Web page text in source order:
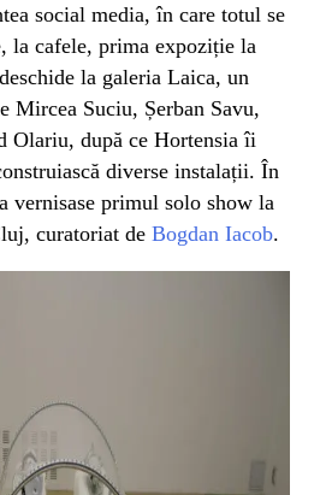
social media, în care totul se
la cafele, prima expoziție la
la galeria Laica, un
Mircea Suciu, Șerban Savu,
Olariu, după ce Hortensia îi
diverse instalații. În
vernisase primul solo show la
curatoriat de Bogdan Iacob.